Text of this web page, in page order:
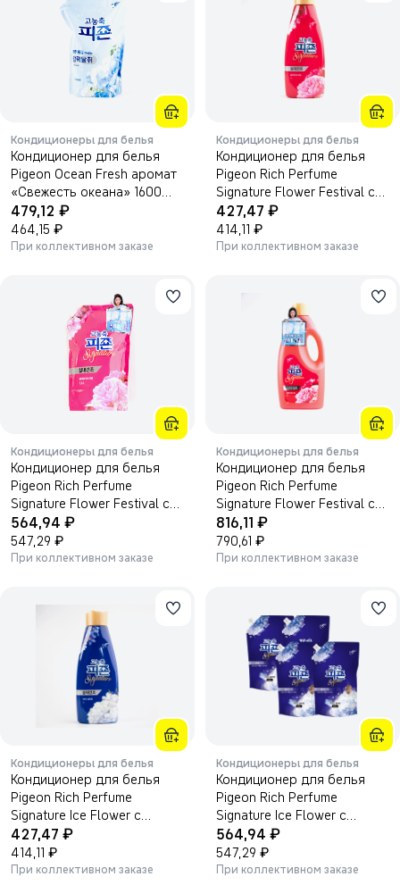
Кондиционеры для белья
Кондиционер для белья
Pigeon Ocean Fresh аромат
«Свежесть океана» 1600
мл.
479,12 ₽
464,15 ₽
При коллективном заказе
Кондиционеры для белья
Кондиционер для белья
Pigeon Rich Perfume
Signature Flower Festival с
ароматом розы и жасмина
1000 мл.
427,47 ₽
414,11 ₽
При коллективном заказе
Кондиционеры для белья
Кондиционер для белья
Pigeon Rich Perfume
Signature Flower Festival с
ароматом розы и жасмина
1600 мл.
564,94 ₽
547,29 ₽
При коллективном заказе
Кондиционеры для белья
Кондиционер для белья
Pigeon Rich Perfume
Signature Flower Festival с
ароматом розы и жасмина
2000 мл.
816,11 ₽
790,61 ₽
При коллективном заказе
Кондиционеры для белья
Кондиционер для белья
Pigeon Rich Perfume
Signature Ice Flower с
ароматом цветов и цитруса
1000 мл.
427,47 ₽
414,11 ₽
При коллективном заказе
Кондиционеры для белья
Кондиционер для белья
Pigeon Rich Perfume
Signature Ice Flower с
ароматом цветов и цитруса
1600 мл.
564,94 ₽
547,29 ₽
При коллективном заказе